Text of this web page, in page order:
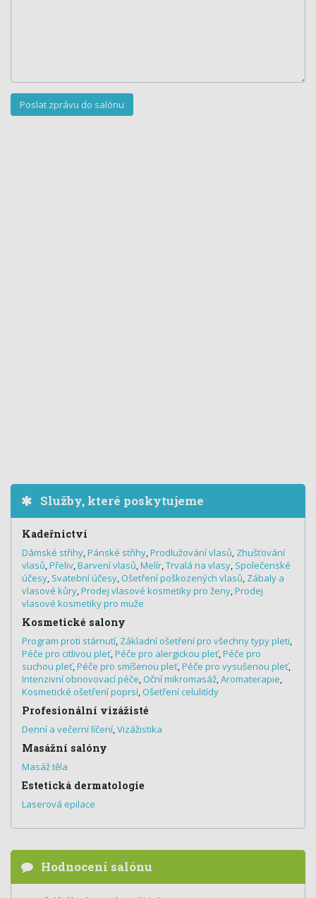
Služby, které poskytujeme
Kadeřnictví
Dámské střihy,Pánské střihy,Prodlužování vlasů, Zhušťování
vlasů,Přeliv,Barvení vlasů,Melír,Trvalá na vlasy, Společenské
účesy, Svatební účesy, Ošetření poškozených vlasů, Zábaly a
vlasové kůry,Prodej vlasové kosmetiky pro ženy,Prodej
vlasové kosmetiky pro muže
Kosmetické salony
Program proti stárnutí, Základní ošetření pro všechny typy pleti,
Péče pro citlivou pleť,Péče pro alergickou pleť,Péče pro
suchou pleť,Péče pro smíšenou pleť,Péče pro vysušenou pleť,
Intenzivní obnovovací péče, Oční mikromasáž,Aromaterapie,
Kosmetické ošetření poprsí, Ošetření celulitídy
Profesionální vizážisté
Denní a večerní líčení,Vizážistika
Masážní salóny
Masáž těla
Estetická dermatologie
Laserová epilace
Hodnocení salónu